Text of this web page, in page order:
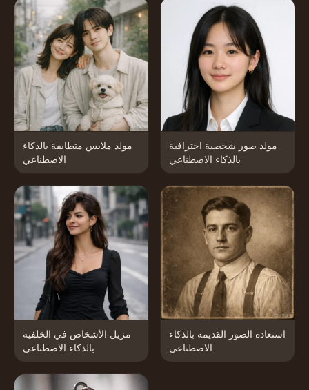
مولد ملابس متطابقة بالذكاء
الاصطناعي
مولد صور شخصية احترافية
بالذكاء الاصطناعي
مزيل الأشخاص في الخلفية
بالذكاء الاصطناعي
استعادة الصور القديمة بالذكاء
الاصطناعي